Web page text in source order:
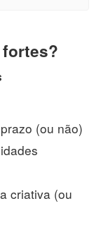
(ou não)
criativa (ou